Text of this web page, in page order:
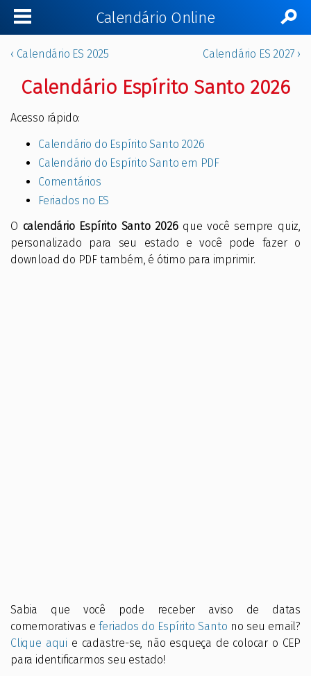
Calendário Online
‹ Calendário ES 2025 Calendário ES 2027 ›
Calendário Espírito Santo 2026
Acesso rápido:
Calendário do Espírito Santo 2026
Calendário do Espírito Santo em PDF
Comentários
Feriados no ES
O calendário Espírito Santo 2026que você sempre quiz,
personalizado para seu estado e você pode fazer o
download do PDF também, é ótimo para imprimir.
Sabia que você pode receber aviso de datas
comemorativas eferiados do Espírito Santo no seu email?
Clique aqui e cadastre-se, não esqueça de colocar o CEP
para identificarmos seu estado!